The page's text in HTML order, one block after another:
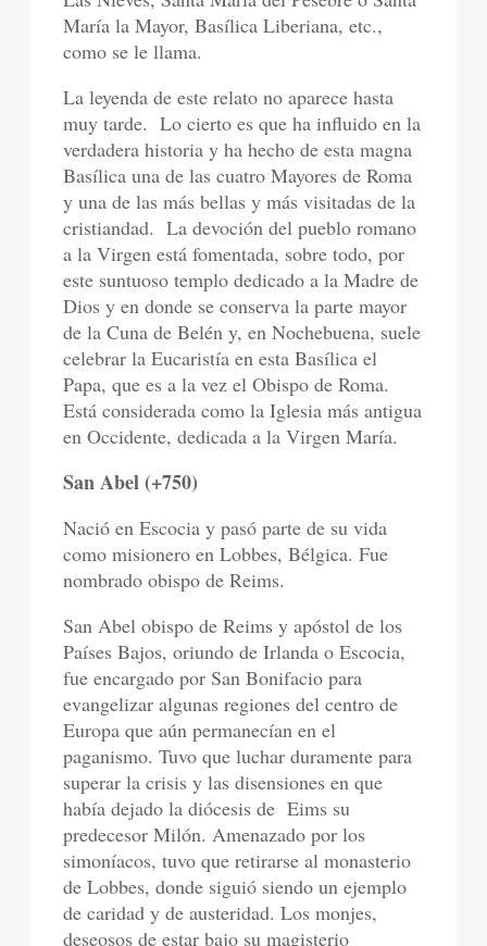
María la Mayor, Basílica Liberiana, etc.,
como se le llama.
La leyenda de este relato no aparece hasta
muy tarde. Lo cierto es que ha influido en la
verdadera historia y ha hecho de esta magna
Basílica una de las cuatro Mayores de Roma
y una de las más bellas y más visitadas de la
cristiandad. La devoción del pueblo romano
a la Virgen está fomentada, sobre todo, por
este suntuoso templo dedicado a la Madre de
Dios y en donde se conserva la parte mayor
de la Cuna de Belén y, en Nochebuena, suele
celebrar la Eucaristía en esta Basílica el
Papa, que es a la vez el Obispo de Roma.
Está considerada como la Iglesia más antigua
en Occidente, dedicada a la Virgen María.
San Abel (+750)
Nació en Escocia y pasó parte de su vida
como misionero en Lobbes, Bélgica. Fue
nombrado obispo de Reims.
San Abel obispo de Reims y apóstol de los
Países Bajos, oriundo de Irlanda o Escocia,
fue encargado por San Bonifacio para
evangelizar algunas regiones del centro de
Europa que aún permanecían en el
paganismo. Tuvo que luchar duramente para
superar la crisis y las disensiones en que
había dejado la diócesis de Eims su
predecesor Milón. Amenazado por los
simoníacos, tuvo que retirarse al monasterio
de Lobbes, donde siguió siendo un ejemplo
de caridad y de austeridad. Los monjes,
deseosos de estar bajo su magisterio